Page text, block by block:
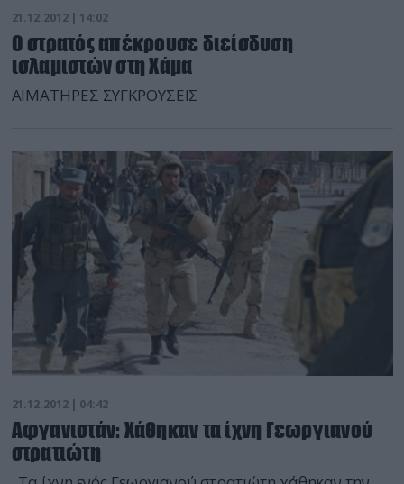
21.12.2012 | 14:02
Ο στρατός απέκρουσε διείσδυση
ισλαμιστών στη Χάμα
ΑΙΜΑΤΗΡΕΣ ΣΥΓΚΡΟΥΣΕΙΣ
21.12.2012 | 04:42
Αφγανιστάν: Χάθηκαν τα ίχνη Γεωργιανού
στρατιώτη